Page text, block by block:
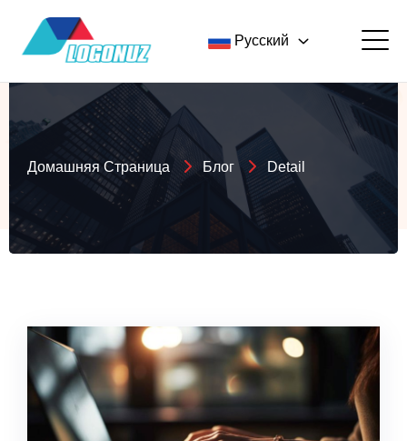
Русский
Домашняя Страница Блог Detail